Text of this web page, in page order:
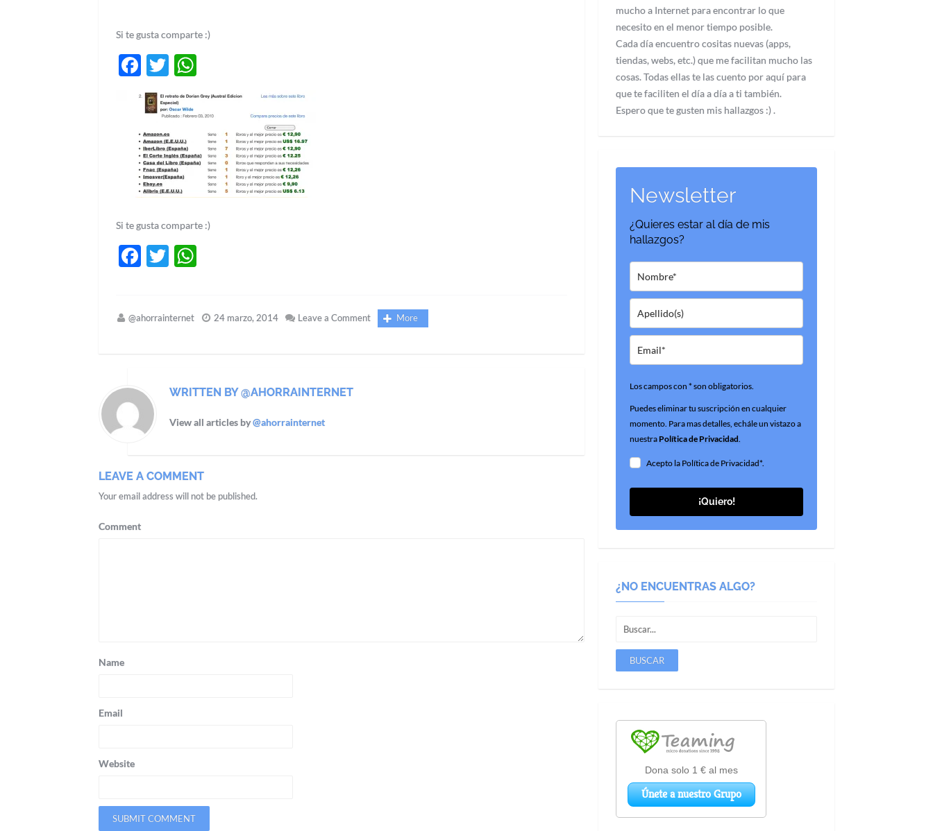
Si te gusta comparte :)
Facebook
Twitter
Si te gusta comparte :)
Facebook
Twitter
@ahorrainternet 24 marzo, 2014 Leave a Comment More
WRITTEN BY @AHORRAINTERNET
View all articles by@ahorrainternet
LEAVE A COMMENT
Your email address will not be published.
Comment
Name
Email
Website
mucho a Internet para encontrar lo que
necesito en el menor tiempo posible.
Cada día encuentro cositas nuevas (apps,
tiendas, webs, etc.) que me facilitan mucho las
cosas. Todas ellas te las cuento por aquí para
que te faciliten el día a día a ti también.
Espero que te gusten mis hallazgos :) .
Newsletter
¿Quieres estar al día de mis
hallazgos?
Los campos con * son obligatorios.
Puedes eliminar tu suscripción en cualquier
momento. Para mas detalles, echále un vistazo a
nuestraPolítica de Privacidad.
Acepto la Política de Privacidad*.
¡Quiero!
¿NO ENCUENTRAS ALGO?